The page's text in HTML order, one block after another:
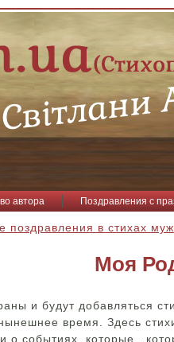
автора Поздравления с
поздравления в стихах
Моя
и будут добавляться
время. Здесь
о событиях, которые